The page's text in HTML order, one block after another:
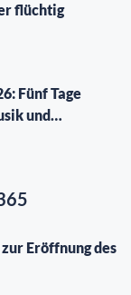
flüchtig
Fünf Tage
und
Eröffnung des